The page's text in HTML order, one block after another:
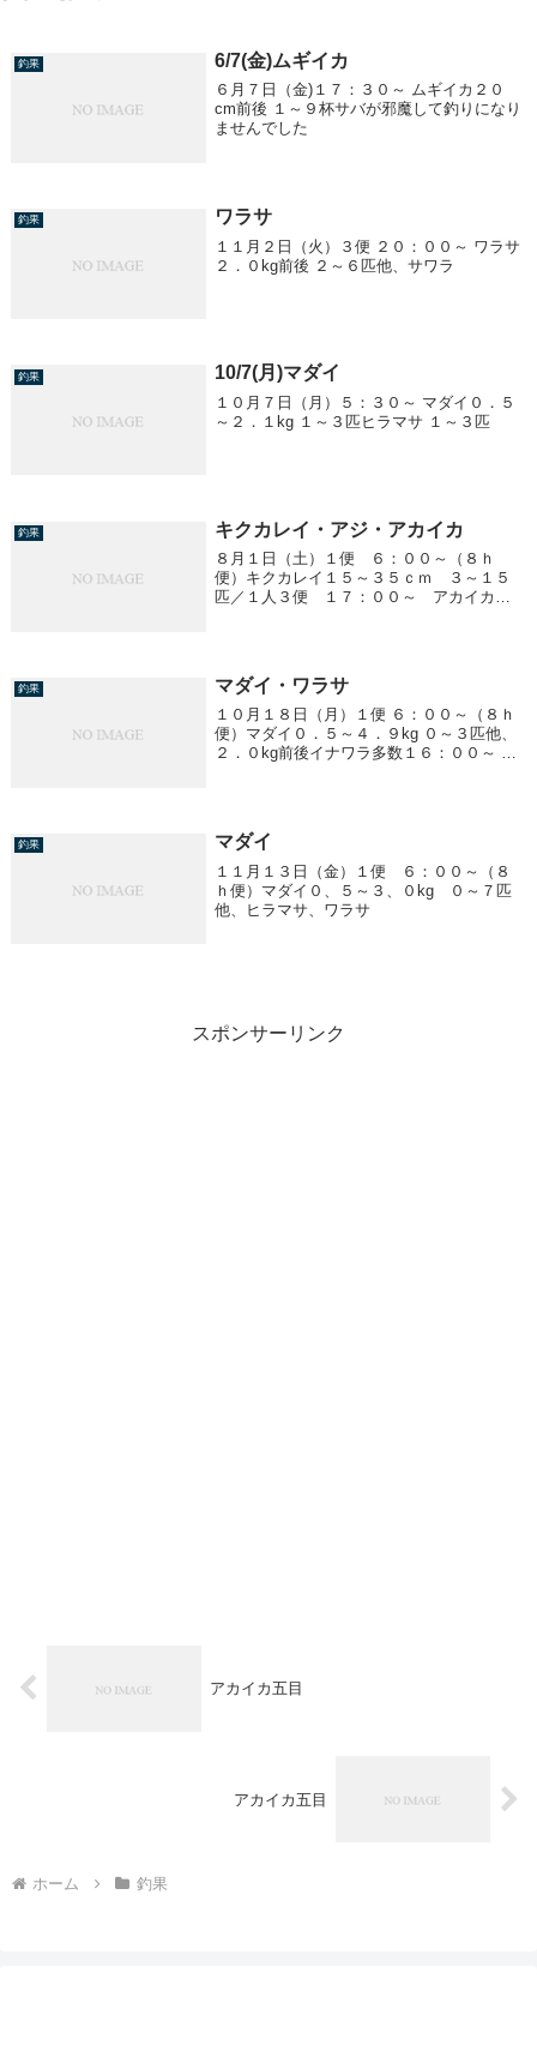
釣果 6/7(金)ムギイカ
６月７日（金)１７：３０～ ムギイカ２０
cm前後 １～９杯サバが邪魔して釣りになり
ませんでした
釣果 ワラサ
１１月２日（火）３便 ２０：００～ ワラサ
２．０kg前後 ２～６匹他、サワラ
釣果 10/7(月)マダイ
１０月７日（月）５：３０～ マダイ０．５
～２．１kg １～３匹ヒラマサ １～３匹
釣果 キクカレイ・アジ・アカイカ
８月１日（土）１便 ６：００～（８ｈ
便）キクカレイ１５～３５ｃｍ ３～１５
匹／１人３便 １７：００～ アカイカ
いました。...
釣果 マダイ・ワラサ
１０月１８日（月）１便 ６：００～（８ｈ
便）マダイ０．５～４．９kg ０～３匹他、
２．０kg前後イナワラ多数１６：００～ ワ
釣果 マダイ
１１月１３日（金）１便 ６：００～（８
ｈ便）マダイ０、５～３、０kg ０～７匹
他、ヒラマサ、ワラサ
スポンサーリンク
アカイカ五目
アカイカ五目
ホーム 釣果